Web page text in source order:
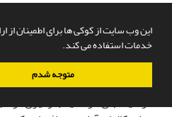
این وب سایت از کوکی ها برای اطمینان از
خدمات استفاده می کند.
متوجه شدم
در تحقیق حاضر، بجز تیمار
بالایی برخوردار بودند. با
داده شده است، انباشتگی
دارای خاصیت آنتی اکسیدانی
رادیکال­های آزاد یا جلوگیری